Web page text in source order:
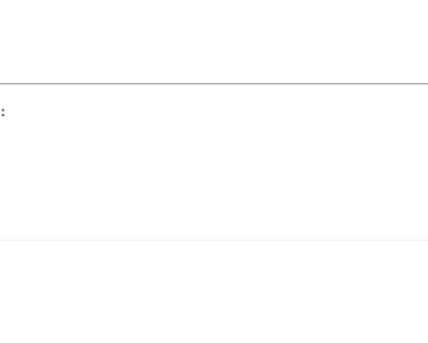
։